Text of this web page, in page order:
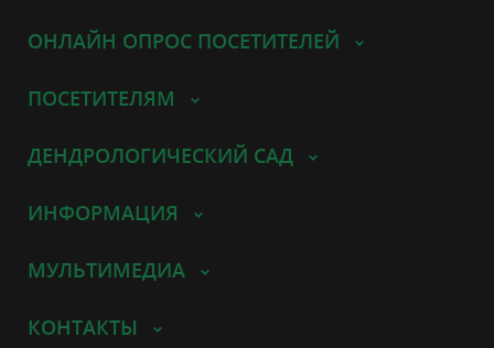
ОНЛАЙН ОПРОС ПОСЕТИТЕЛЕЙ
ПОСЕТИТЕЛЯМ
ДЕНДРОЛОГИЧЕСКИЙ САД
ИНФОРМАЦИЯ
МУЛЬТИМЕДИА
КОНТАКТЫ